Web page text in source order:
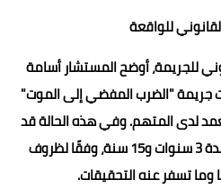
للواقعة
للجريمة، أوضح المستشار أسامة
جريمة "الضرب المفضي إلى الموت"
لدى المتهم. وفي هذه الحالة قد
تتراوح العقوبة بين السجن لمدة 3 سنوات و15 سنة، وفقًا لظروف
وما تسفر عنه التحقيقات.